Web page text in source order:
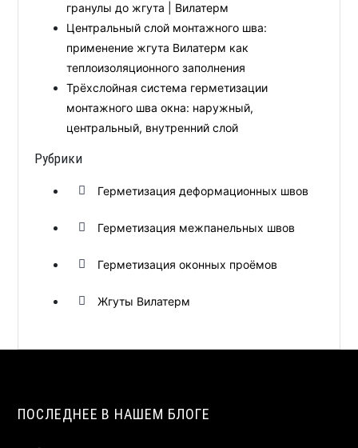
гранулы до жгута | Вилатерм
Центральный слой монтажного шва:
применение жгута Вилатерм как
теплоизоляционного заполнения
Трёхслойная система герметизации
монтажного шва окна: наружный,
центральный, внутренний слой
Рубрики
Герметизация деформационных швов
Герметизация межпанельных швов
Герметизация оконных проёмов
Жгуты Вилатерм
ПОСЛЕДНЕЕ В НАШЕМ БЛОГЕ